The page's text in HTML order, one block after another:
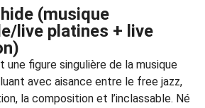
(musique
live platines + live
une figure singulière de la musique
avec aisance entre le free jazz,
la composition et l’inclassable. Né